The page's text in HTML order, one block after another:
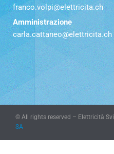
franco.volpi@elettricita.ch
Amministrazione
carla.cattaneo@elettricita.ch
© All rights reserved – Elettricità
SA